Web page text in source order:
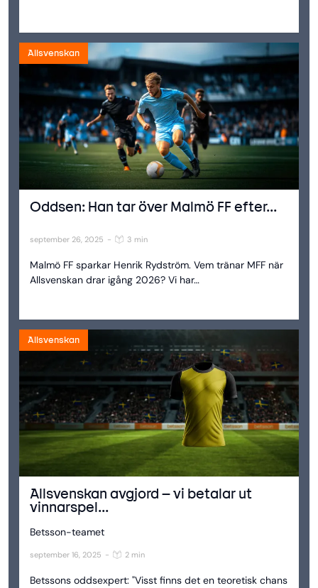
Allsvenskan
Oddsen: Han tar över Malmö FF efter...
september 26, 2025 - 3 min
Malmö FF sparkar Henrik Rydström. Vem tränar MFF när
Allsvenskan drar igång 2026? Vi har…
Allsvenskan
Allsvenskan avgjord – vi betalar ut
vinnarspel...
Betsson-teamet
september 16, 2025 - 2 min
Betssons oddsexpert: "Visst finns det en teoretisk chans